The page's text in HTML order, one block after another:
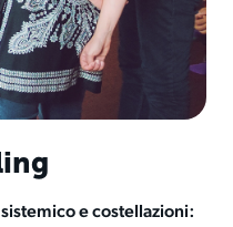
e costellazioni: